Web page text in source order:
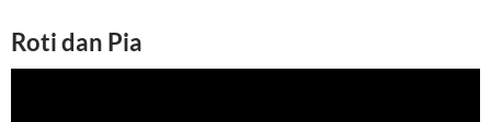
Roti dan Pia